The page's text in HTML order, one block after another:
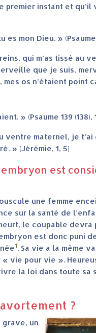
premier instant et
mon Dieu. » (Psaume
qui m’as tissé au
que je suis,
mes os n’étaient point
» (Psaume 139 (138),
ventre maternel, je t’ai
» (Jérémie, 1, 5)
est
une femme
sur la santé de
le coupable
est donc puni
1. Sa vie a la même
vie pour vie ».
la loi dans toute
?
grave, un